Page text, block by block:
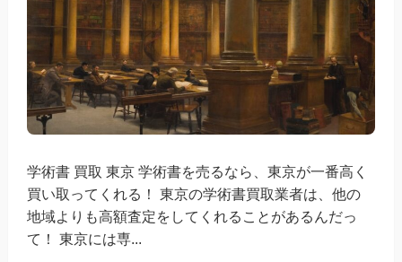
学術書 買取 東京 学術書を売るなら、東京が一番高く
買い取ってくれる！ 東京の学術書買取業者は、他の
地域よりも高額査定をしてくれることがあるんだっ
て！ 東京には専...